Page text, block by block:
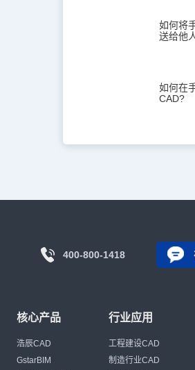
如何将
送给他
如何在
CAD?
400-800-1418
核心产品
浩辰CAD
GstarBIM
行业应用
工程建设CAD
制造行业CAD